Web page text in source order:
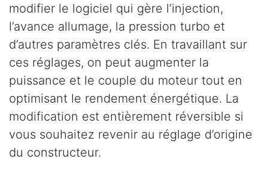
modifier le logiciel qui gère l’injection,
l’avance allumage, la pression turbo et
d’autres paramètres clés. En travaillant sur
ces réglages, on peut augmenter la
puissance et le couple du moteur tout en
optimisant le rendement énergétique. La
modification est entièrement réversible si
vous souhaitez revenir au réglage d’origine
du constructeur.